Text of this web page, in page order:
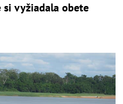
si vyžiadala obete